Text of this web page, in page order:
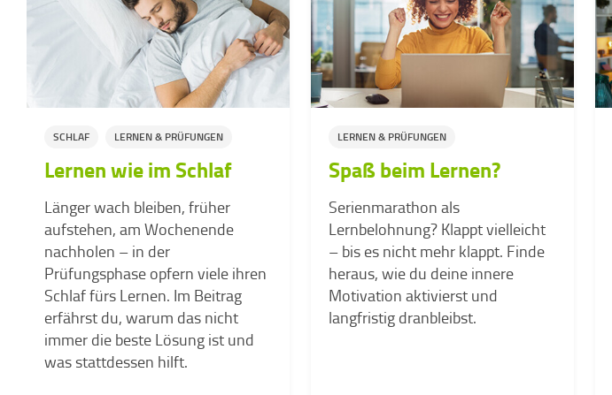
SCHLAF LERNEN & PRÜFUNGEN
Lernen wie im Schlaf
Länger wach bleiben, früher
aufstehen, am Wochenende
nachholen – in der
Prüfungsphase opfern viele ihren
Schlaf fürs Lernen. Im Beitrag
erfährst du, warum das nicht
immer die beste Lösung ist und
was stattdessen hilft.
LERNEN & PRÜFUNGEN
Spaß beim Lernen?
Serienmarathon als
Lernbelohnung? Klappt vielleicht
– bis es nicht mehr klappt. Finde
heraus, wie du deine innere
Motivation aktivierst und
langfristig dranbleibst.